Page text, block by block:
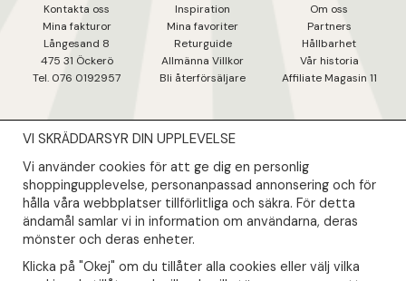
Kontakta oss
Mina fakturor
Långesand 8
475 31 Öckerö
Tel. 076 0192957
Inspiration
Mina favoriter
Returguide
Allmänna Villkor
Bli återförsäljare
Om oss
Partners
Hållbarhet
Vår historia
Affiliate Magasin 11
NYHETSBREV
Såklart skall du ta del av våra bästa erbjudanden & nyheter!
Din mail kommer endast användas till våra nyhetsbrev.
VI SKRÄDDARSYR DIN UPPLEVELSE
Vi använder cookies för att ge dig en personlig
shoppingupplevelse, personanpassad annonsering och för
hålla våra webbplatser tillförlitliga och säkra. För detta
ändamål samlar vi in information om användarna, deras
mönster och deras enheter.
Klicka på "Okej" om du tillåter alla cookies eller välj vilka